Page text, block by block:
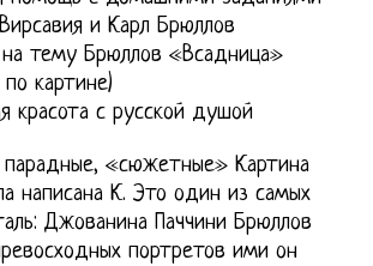
и Карл Брюллов
на тему Брюллов «Всадница»
картине)
красота с русской душой
«сюжетные» Картина
написана К. Это один из самых
Джованина Паччини Брюллов
портретов ими он